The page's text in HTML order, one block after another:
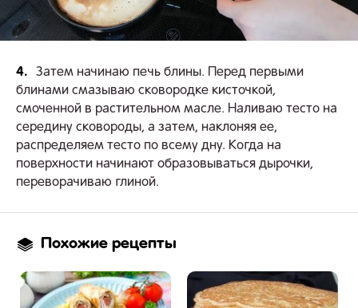
4.
Затем начинаю печь блины. Перед первыми
блинами смазываю сковородке кисточкой,
смоченной в растительном масле. Наливаю тесто на
середину сковороды, а затем, наклоняя ее,
распределяем тесто по всему дну. Когда на
поверхности начинают образовываться дырочки,
переворачиваю глиной.
Похожие рецепты